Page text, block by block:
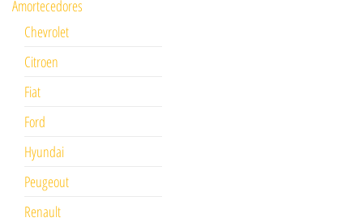
Amortecedores
Chevrolet
Citroen
Fiat
Ford
Hyundai
Peugeout
Renault